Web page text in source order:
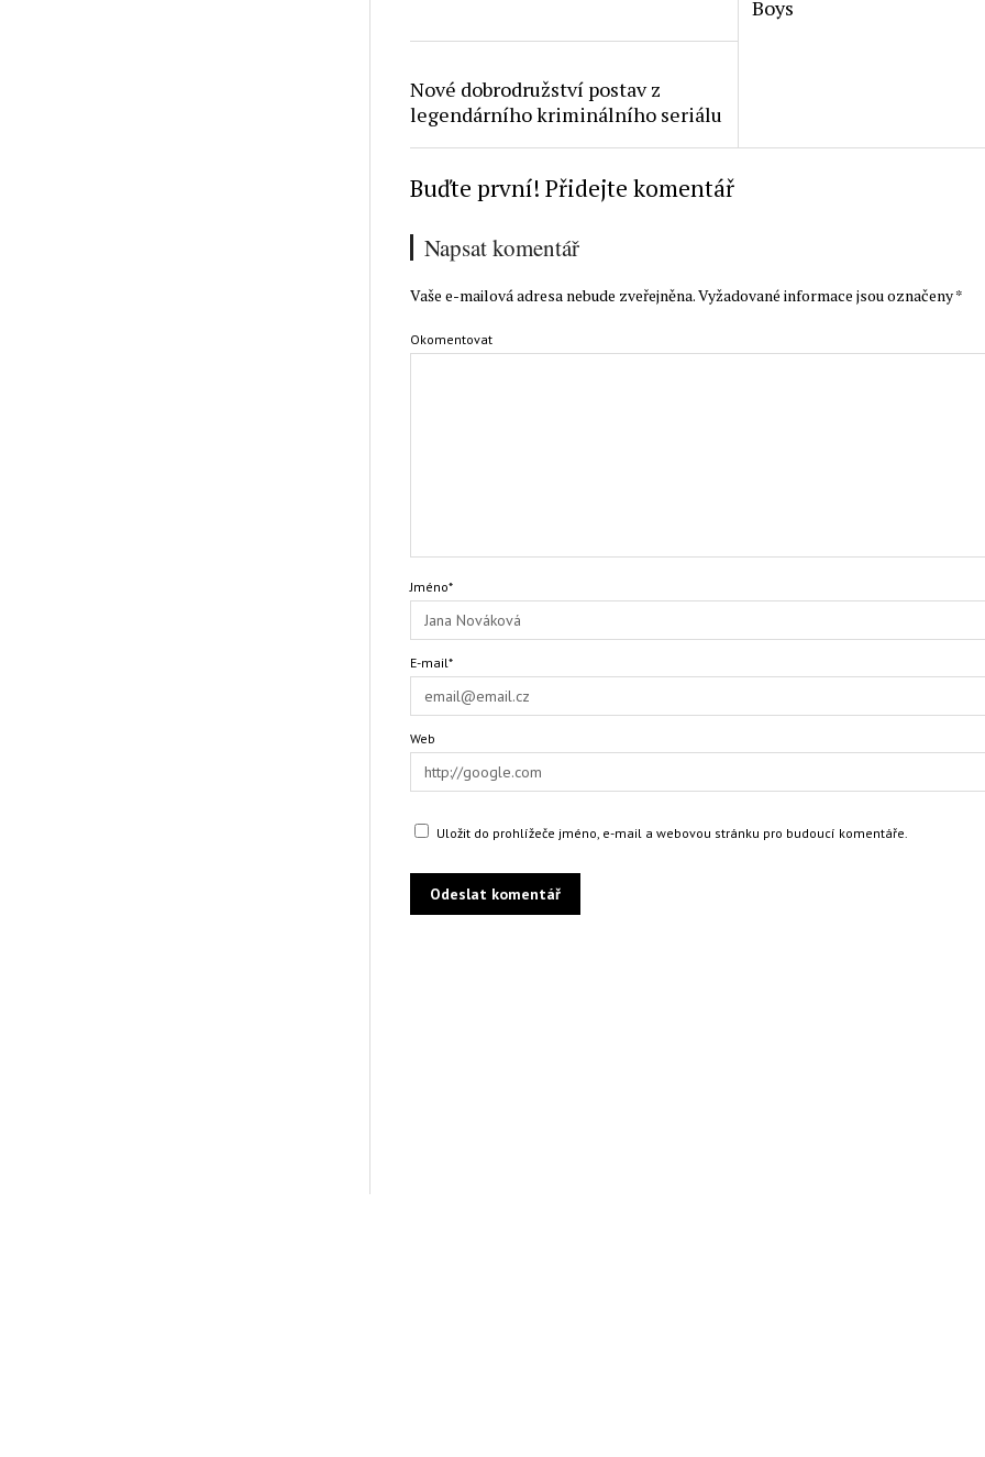
Boys
Nové dobrodružství postav z
legendárního kriminálního seriálu
Buďte první! Přidejte komentář
Napsat komentář
Vaše e-mailová adresa nebude zveřejněna.Vyžadované informace jsou označeny*
Okomentovat
Jméno*
E-mail*
Web
Uložit do prohlížeče jméno, e-mail a webovou stránku pro budoucí komentáře.